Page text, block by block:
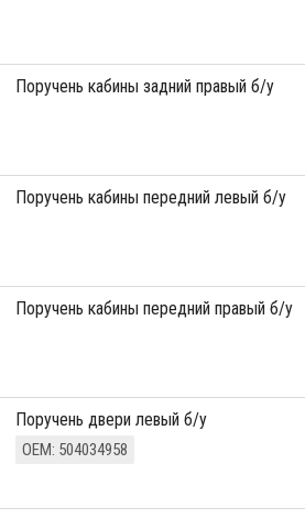
Поручень кабины задний правый б/у
Поручень кабины передний левый б/у
Поручень кабины передний правый б/у
Поручень двери левый б/у
ОЕМ: 504034958